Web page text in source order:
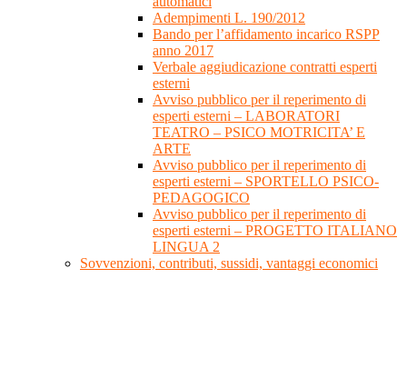
Adempimenti L. 190/2012
Bando per l’affidamento incarico RSPP
anno 2017
Verbale aggiudicazione contratti esperti
esterni
Avviso pubblico per il reperimento di
esperti esterni – LABORATORI
TEATRO – PSICO MOTRICITA’ E
ARTE
Avviso pubblico per il reperimento di
esperti esterni – SPORTELLO PSICO-
PEDAGOGICO
Avviso pubblico per il reperimento di
esperti esterni – PROGETTO ITALIANO
LINGUA 2
Sovvenzioni, contributi, sussidi, vantaggi economici